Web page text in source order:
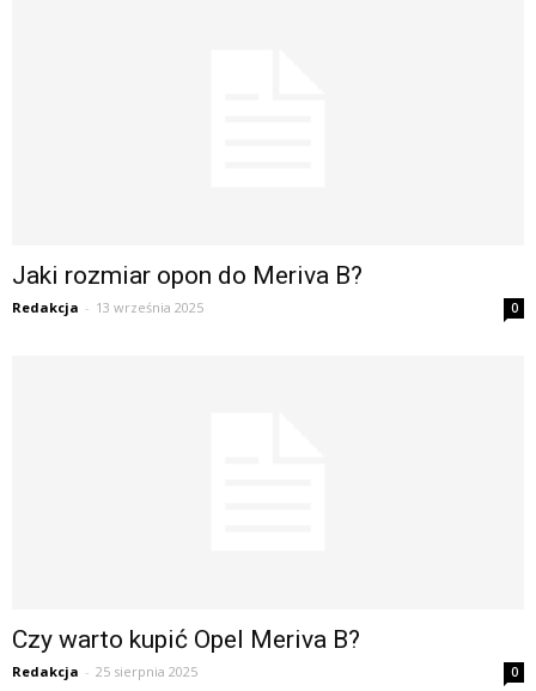
Jaki rozmiar opon do Meriva B?
Redakcja - 13 września 2025 0
Czy warto kupić Opel Meriva B?
Redakcja - 25 sierpnia 2025 0